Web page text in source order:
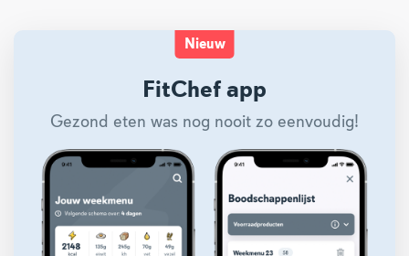
Nieuw
FitChef app
Gezond eten was nog nooit zo eenvoudig!